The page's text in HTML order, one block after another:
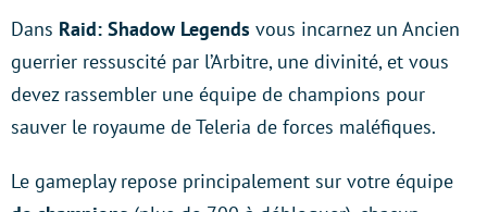
Dans Raid: Shadow Legends vous incarnez un Ancien
guerrier ressuscité par l’Arbitre, une divinité, et vous
devez rassembler une équipe de champions pour
sauver le royaume de Teleria de forces maléfiques.
Le gameplay repose principalement sur votre équipe